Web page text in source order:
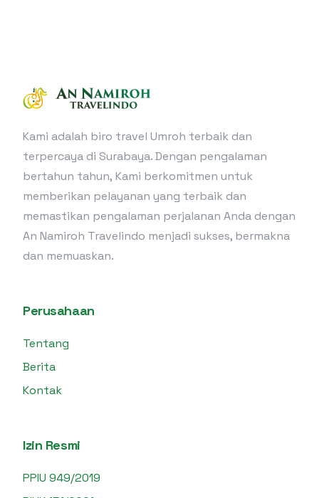
Kami adalah biro travel Umroh terbaik dan
terpercaya di Surabaya. Dengan pengalaman
bertahun tahun, Kami berkomitmen untuk
memberikan pelayanan yang terbaik dan
memastikan pengalaman perjalanan Anda dengan
An Namiroh Travelindo menjadi sukses, bermakna
dan memuaskan.
Perusahaan
Tentang
Berita
Kontak
Izin Resmi
PPIU 949/2019